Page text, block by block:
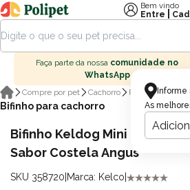
Informe
As
Bem vindo
Entre
Faça parte da nossa comunidade no
WhatsApp
Compre por pet
Cachorro Petisco para
Bifinho para cachorro
Bifinho Keldog Mini Burger
Sabor Costela Angus
SKU 358720 Marca: Kelco